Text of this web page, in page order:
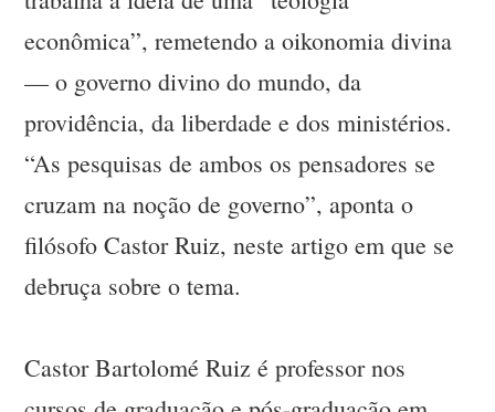
econômica”, remetendo a oikonomia divina
— o governo divino do mundo, da
providência, da liberdade e dos ministérios.
“As pesquisas de ambos os pensadores se
cruzam na noção de governo”, aponta o
filósofo Castor Ruiz, neste artigo em que se
debruça sobre o tema.
Castor Bartolomé Ruiz é professor nos